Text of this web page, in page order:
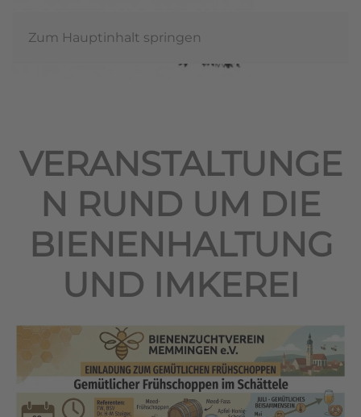
Zum Hauptinhalt springen
VERANSTALTUNGE
N RUND UM DIE
BIENENHALTUNG
UND IMKEREI